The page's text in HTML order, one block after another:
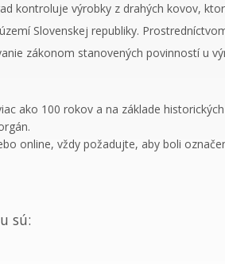
kontroluje výrobky z drahých kovov,
Slovenskej republiky.
zákonom stanovených povinností u
ako 100 rokov a na základe
online, vždy požadujte, aby boli
sú: